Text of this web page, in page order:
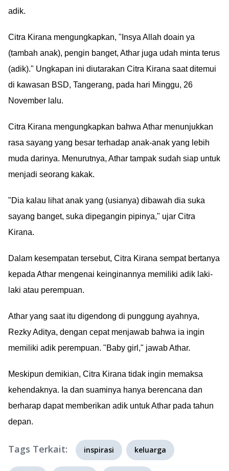
adik.
Citra Kirana mengungkapkan, "Insya Allah doain ya
(tambah anak), pengin banget, Athar juga udah minta terus
(adik)." Ungkapan ini diutarakan Citra Kirana saat ditemui
di kawasan BSD, Tangerang, pada hari Minggu, 26
November lalu.
Citra Kirana mengungkapkan bahwa Athar menunjukkan
rasa sayang yang besar terhadap anak-anak yang lebih
muda darinya. Menurutnya, Athar tampak sudah siap untuk
menjadi seorang kakak.
"Dia kalau lihat anak yang (usianya) dibawah dia suka
sayang banget, suka dipegangin pipinya," ujar Citra
Kirana.
Dalam kesempatan tersebut, Citra Kirana sempat bertanya
kepada Athar mengenai keinginannya memiliki adik laki-
laki atau perempuan.
Athar yang saat itu digendong di punggung ayahnya,
Rezky Aditya, dengan cepat menjawab bahwa ia ingin
memiliki adik perempuan. "Baby girl," jawab Athar.
Meskipun demikian, Citra Kirana tidak ingin memaksa
kehendaknya. Ia dan suaminya hanya berencana dan
berharap dapat memberikan adik untuk Athar pada tahun
depan.
Tags Terkait: inspirasi keluarga